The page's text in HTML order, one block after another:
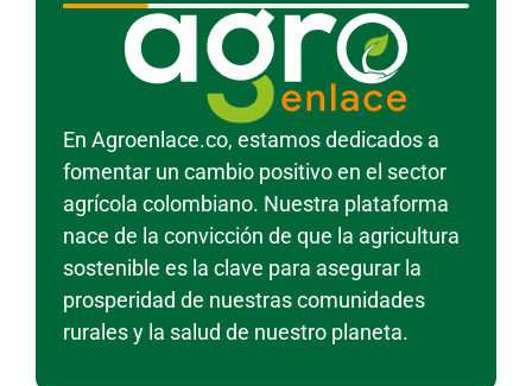
En Agroenlace.co, estamos dedicados a
fomentar un cambio positivo en el sector
agrícola colombiano. Nuestra plataforma
nace de la convicción de que la agricultura
sostenible es la clave para asegurar la
prosperidad de nuestras comunidades
rurales y la salud de nuestro planeta.